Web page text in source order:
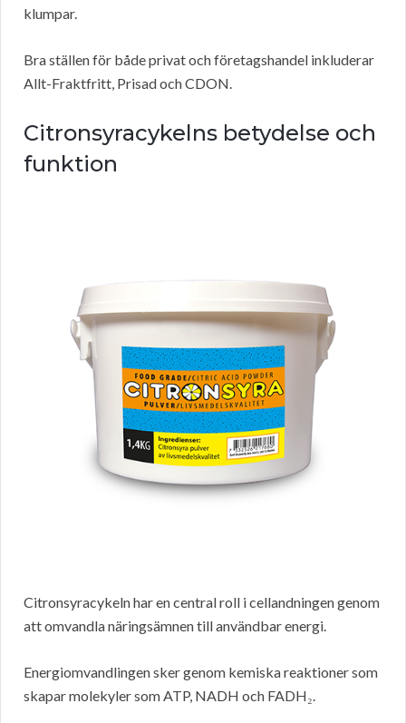
klumpar.
Bra ställen för både privat och företagshandel inkluderar
Allt-Fraktfritt, Prisad och CDON.
Citronsyracykelns betydelse och
funktion
Citronsyracykeln har en central roll i cellandningen genom
att omvandla näringsämnen till användbar energi.
Energiomvandlingen sker genom kemiska reaktioner som
skapar molekyler som ATP, NADH och FADH₂.